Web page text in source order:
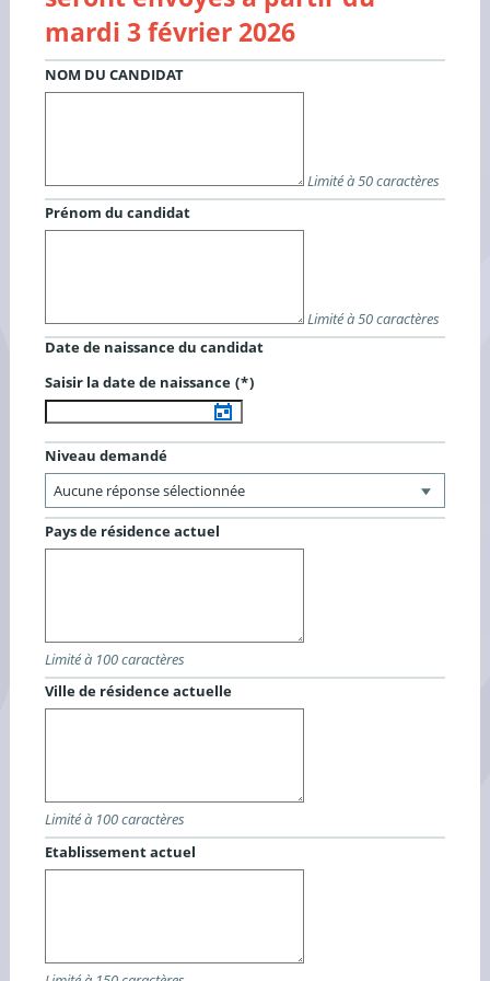
mardi 3 février 2026
NOM DU CANDIDAT
Limité à 50 caractères
Prénom du candidat
Limité à 50 caractères
Date de naissance du candidat
Saisir la date de naissance
Champ obligatoire
Niveau demandé
Pays de résidence actuel
Limité à 100 caractères
Ville de résidence actuelle
Limité à 100 caractères
Etablissement actuel